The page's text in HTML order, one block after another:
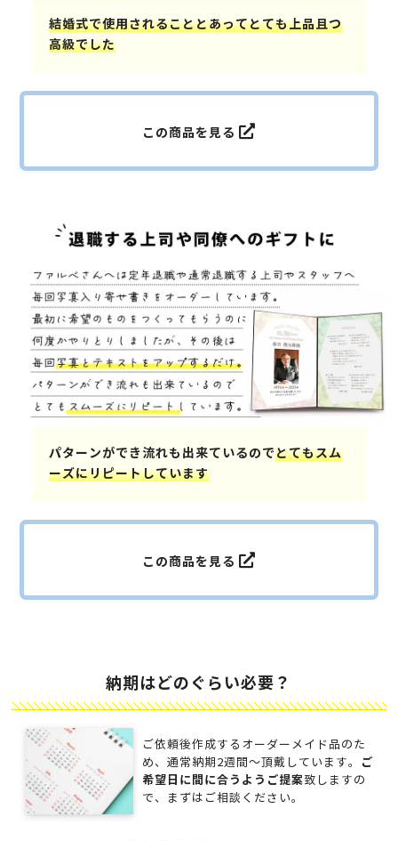
結婚式で使用されることとあってとても上品且つ
高級でした
この商品を見る
パターンができ流れも出来ているのでとてもスム
ーズにリピートしています
この商品を見る
納期はどのぐらい必要？
ご依頼後作成するオーダーメイド品のた
め、通常納期2週間～頂戴しています。
ご
希望日に間に合うようご提案致しますの
で、まずはご相談ください。